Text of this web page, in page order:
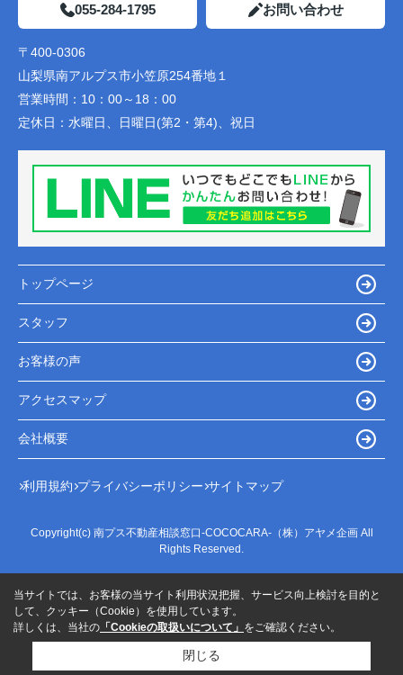
055-284-1795 お問い合わせ
〒400-0306
山梨県南アルプス市小笠原254番地１
営業時間： 10：00～18：00
定休日： 水曜日、日曜日(第2・第4)、祝日
トップページ
スタッフ
お客様の声
アクセスマップ
会社概要
利用規約 プライバシーポリシー サイトマップ
Copyright(c) 南プス不動産相談窓口-COCOCARA-（株）アヤメ企画 All
Rights Reserved.
当サイトでは、お客様の当サイト利用状況把握、サービス向上検討を目的と
して、クッキー（Cookie）を使用しています。
詳しくは、当社の 「Cookieの取扱いについて」 をご確認ください。
閉じる